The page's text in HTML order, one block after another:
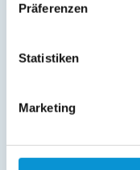
Präferenzen
Statistiken
Marketing
Beschreibung
Lassen Sie Ihre
Urlaub an der
eingerichtetes
auf Bäume und Wiesen.
weiterlesen